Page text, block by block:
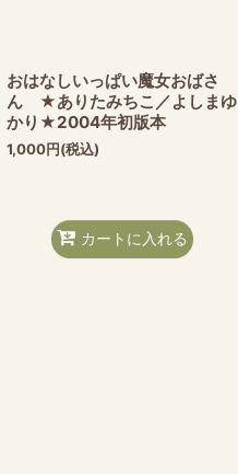
おはなしいっぱい魔女おばさ
ん ★ありたみちこ／よしまゆ
かり★2004年初版本
1,000円(税込)
カートに入れる